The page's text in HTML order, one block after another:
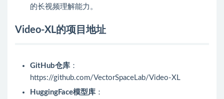
的长视频理解能力。
Video-XL的项目地址
GitHub仓库 ：
https://github.com/VectorSpaceLab/Video-XL
HuggingFace模型库 ：